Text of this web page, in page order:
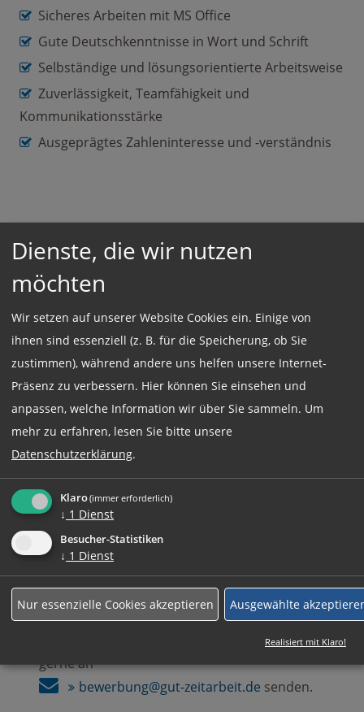
Sicheres Arbeiten mit MS Office
Gute Deutschkenntnisse in Wort und Schrift
Selbständige und lösungsorientierte Arbeitsweise
Zuverlässigkeit, Teamfähigkeit und
Kommunikationsstärke
Ausgeprägtes Zahleninteresse und -verständnis
München
Beschäftigungsart:
Teilzeit
Jetzt online Bewerben
Rufen Sie uns einfach an:
+49 (0)89 590 68 65-0
Ihre komplette Bewerbung können Sie auch
gerne an
bewerbung@gut-zeitarbeit.de senden.
Dienste, die wir nutzen
möchten
Wir setzen auf unserer Website Cookies ein. Einige von
ihnen sind essenziell (z. B. für die Speicherung, ob Sie
zustimmen), während andere uns helfen unsere Internet-
Präsenz zu verbessern. Hier können Sie einsehen und
anpassen, welche Information wir über Sie sammeln. Um
mehr zu erfahren, lesen Sie bitte unsere
Datenschutzerklärung.
Klaro(immer erforderlich)
↓ 1 Dienst
Besucher-Statistiken
↓ 1 Dienst
Nur essenzielle Cookies akzeptieren Ausgewählte
Realisiert mit Klaro!